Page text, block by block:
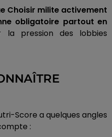
Choisir milite activement
obligatoire partout en
pression des lobbies
Score a quelques angles
: